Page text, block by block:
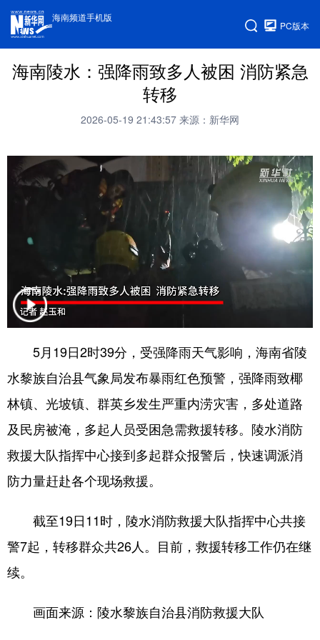
海南频道手机版
PC版本
海南陵水：强降雨致多人被困 消防紧急
转移
2026-05-19 21:43:57 来源：新华网
5月19日2时39分，受强降雨天气影响，海南省陵
水黎族自治县气象局发布暴雨红色预警，强降雨致椰
林镇、光坡镇、群英乡发生严重内涝灾害，多处道路
及民房被淹，多起人员受困急需救援转移。陵水消防
救援大队指挥中心接到多起群众报警后，快速调派消
防力量赶赴各个现场救援。
截至19日11时，陵水消防救援大队指挥中心共接
警7起，转移群众共26人。目前，救援转移工作仍在继
续。
画面来源：陵水黎族自治县消防救援大队